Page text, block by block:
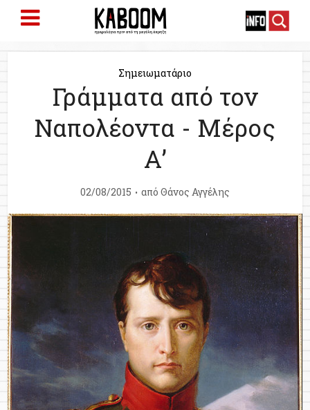
Σημειωματάριο
Γράμματα από τον
Ναπολέοντα - Μέρος
Α’
02/08/2015 από Θάνος Αγγέλης